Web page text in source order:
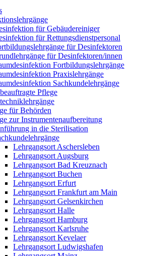
für Gebäudereiniger
für Rettungsdienstpersonal
für Desinfektoren
für Desinfektoren/innen
Fortbildungslehrgänge
Praxislehrgänge
Sachkundelehrgänge
Pflege
für Behörden
zur Instrumentenaufbereitung
in die Sterilisation
Lehrgangsort Aschersleben
Lehrgangsort Augsburg
Lehrgangsort Bad Kreuznach
Lehrgangsort Buchen
Lehrgangsort Erfurt
Lehrgangsort Frankfurt am Main
Lehrgangsort Gelsenkirchen
Lehrgangsort Halle
Lehrgangsort Hamburg
Lehrgangsort Karlsruhe
Lehrgangsort Kevelaer
Lehrgangsort Ludwigshafen